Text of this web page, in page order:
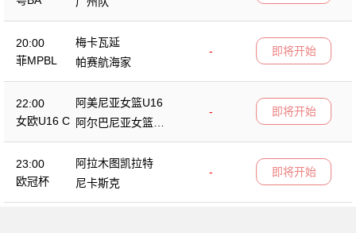
20:00
菲MPBL
梅卡瓦延
-
帕赛航海家
即将开始
22:00
女欧U16 C
阿美尼亚女篮U16
-
阿尔巴尼亚女篮U1
6
即将开始
23:00
欧冠杯
阿拉木图凯拉特
-
尼卡斯克
即将开始